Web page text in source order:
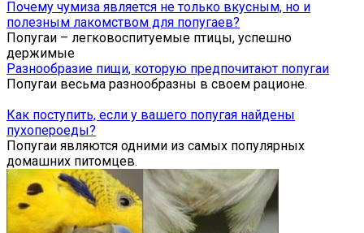
Почему чумиза является не только вкусным, но и
полезным лакомством для попугаев?
Попугаи – легковоспитуемые птицы, успешно
держимые
Разнообразие пищи, которую предпочитают попугаи
Попугаи весьма разнообразны в своем рационе.
Как поступить, если у вашего попугая найдены
пухопероеды?
Попугаи являются одними из самых популярных
домашних питомцев.